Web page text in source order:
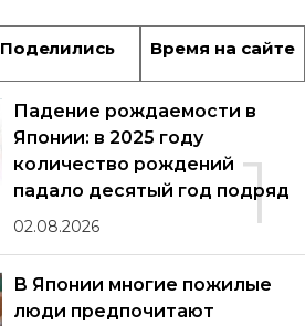
Поделились Время на сайте
1
Падение рождаемости в
Японии: в 2025 году
количество рождений
падало десятый год подряд
02.08.2026
В Японии многие пожилые
люди предпочитают